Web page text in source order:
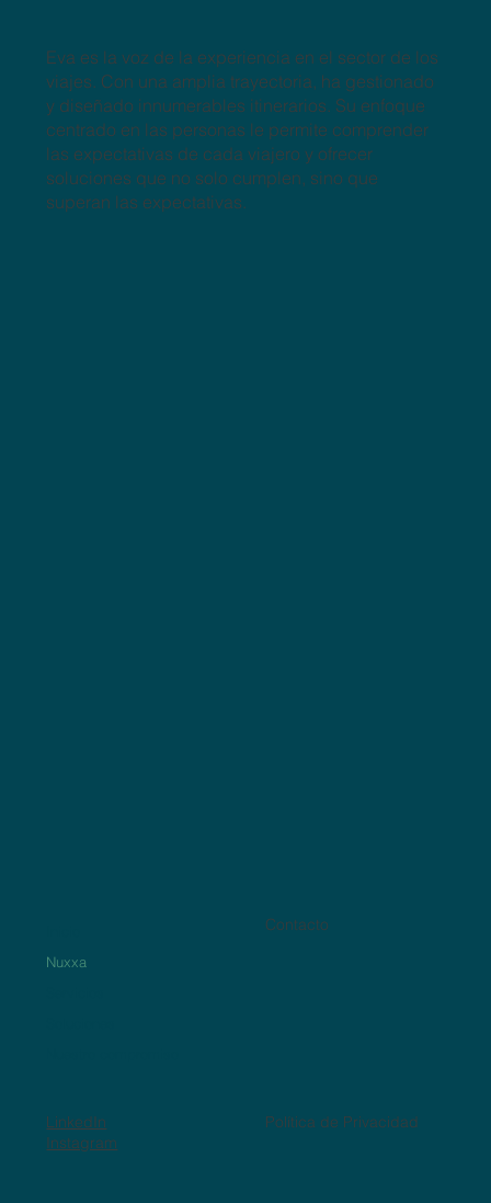
Eva es la voz de la experiencia en el sector de los
viajes. Con una amplia trayectoria, ha gestionado
y diseñado innumerables itinerarios. Su enfoque
centrado en las personas le permite comprender
las expectativas de cada viajero y ofrecer
soluciones que no solo cumplen, sino que
superan las expectativas.
Nuxxa
Contacto
Política de Privacidad
LinkedIn
Instagram